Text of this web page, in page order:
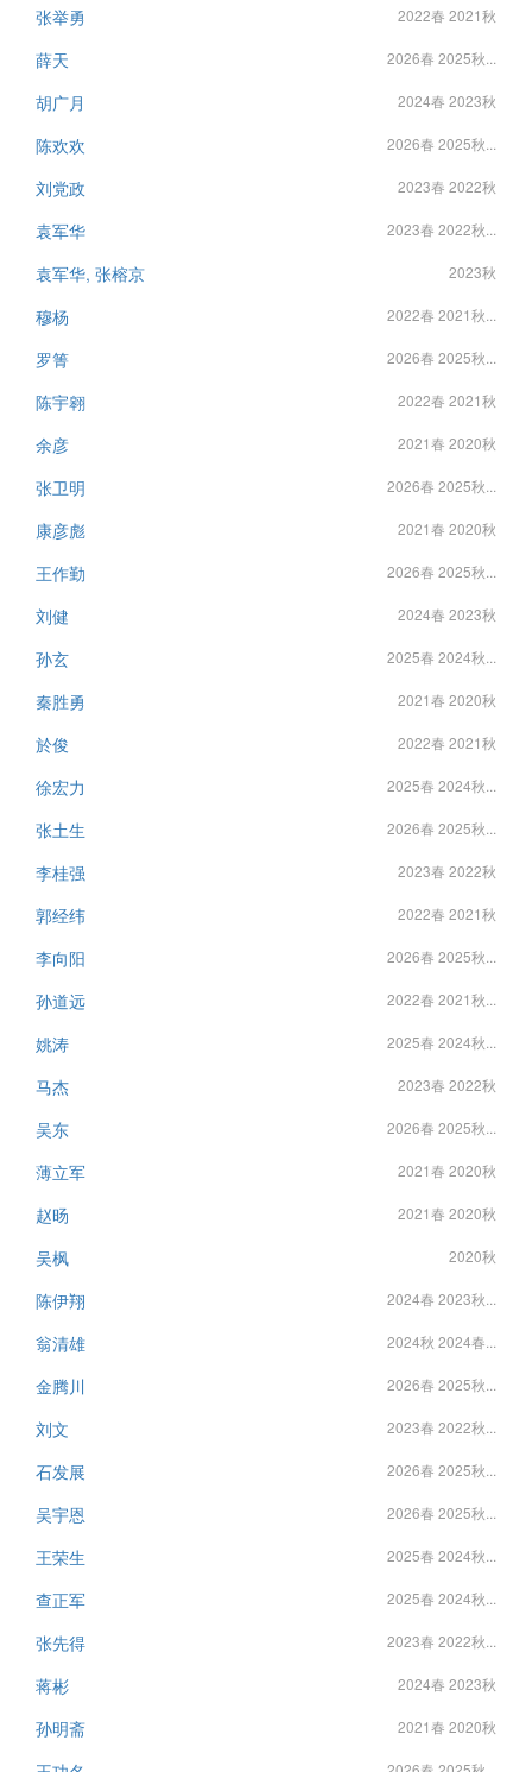
张举勇 2022春 2021秋
薛天 2026春 2025秋...
胡广月 2024春 2023秋
陈欢欢 2026春 2025秋...
刘党政 2023春 2022秋
袁军华 2023春 2022秋...
袁军华, 张榕京 2023秋
穆杨 2022春 2021秋...
罗箐 2026春 2025秋...
陈宇翱 2022春 2021秋
余彦 2021春 2020秋
张卫明 2026春 2025秋...
康彦彪 2021春 2020秋
王作勤 2026春 2025秋...
刘健 2024春 2023秋
孙玄 2025春 2024秋...
秦胜勇 2021春 2020秋
於俊 2022春 2021秋
徐宏力 2025春 2024秋...
张土生 2026春 2025秋...
李桂强 2023春 2022秋
郭经纬 2022春 2021秋
李向阳 2026春 2025秋...
孙道远 2022春 2021秋...
姚涛 2025春 2024秋...
马杰 2023春 2022秋
吴东 2026春 2025秋...
薄立军 2021春 2020秋
赵旸 2021春 2020秋
吴枫 2020秋
陈伊翔 2024春 2023秋...
翁清雄 2024秋 2024春...
金腾川 2026春 2025秋...
刘文 2023春 2022秋...
石发展 2026春 2025秋...
吴宇恩 2026春 2025秋...
王荣生 2025春 2024秋...
查正军 2025春 2024秋...
张先得 2023春 2022秋...
蒋彬 2024春 2023秋
孙明斋 2021春 2020秋